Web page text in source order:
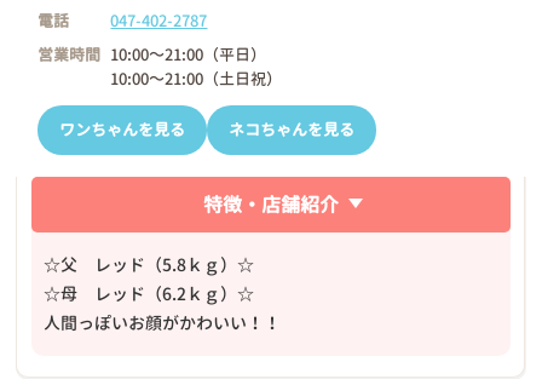
電話
047-402-2787
営業時間 10:00～21:00（平日）
10:00～21:00（土日祝）
ワンちゃんを見る ネコちゃんを見る
特徴・店舗紹介
☆父 レッド（5.8ｋｇ）☆
☆母 レッド（6.2ｋｇ）☆
人間っぽいお顔がかわいい！！